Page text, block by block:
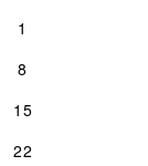
1
8
15
22